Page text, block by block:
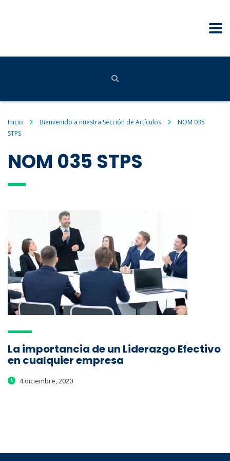
Inicio Bienvenido a nuestra Sección de Artículos
NOM 035
STPS
NOM 035 STPS
La importancia de un Liderazgo Efectivo
en cualquier empresa
4 diciembre, 2020